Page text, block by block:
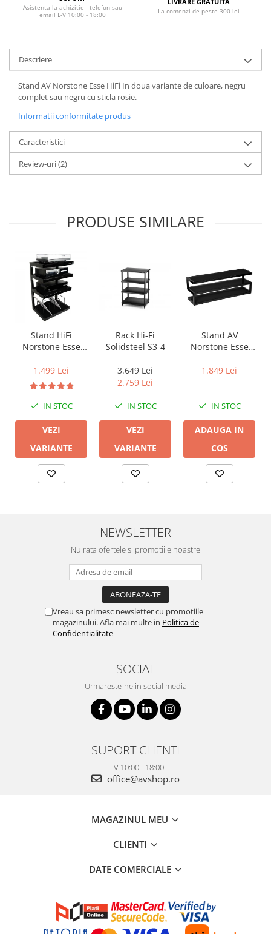
Asistenta la achizitie - telefon sau
email L-V 10:00 - 18:00
La comenzi de peste 300 lei
Descriere
Stand AV Norstone Esse HiFi In doua variante de culoare, negru
complet sau negru cu sticla rosie.
Informatii conformitate produs
Caracteristici
Review-uri(2)
PRODUSE SIMILARE
Stand HiFi
Norstone Esse
1.499 Lei
IN STOC
VEZI
VARIANTE
Rack Hi-Fi
Solidsteel S3-4
3.649 Lei
2.759 Lei
IN STOC
VEZI
VARIANTE
Stand AV
Norstone Esse
1.849 Lei
IN STOC
ADAUGA IN
COS
NEWSLETTER
Nu rata ofertele si promotiile noastre
Vreau sa primesc newsletter cu promotiile
magazinului. Afla mai multe in Politica de
Confidentialitate
SOCIAL
Urmareste-ne in social media
SUPORT CLIENTI
L-V 10:00 - 18:00
office@avshop.ro
MAGAZINUL MEU
CLIENTI
DATE COMERCIALE